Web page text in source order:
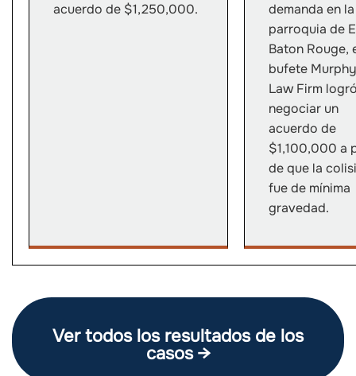
acuerdo de $1,250,000.
demanda en la
parroquia de
Baton Rouge,
bufete Murphy
Law Firm
negociar un
acuerdo de
$1,100,000 a
de que la
fue de mínima
gravedad.
Ver todos los resultados de los
casos →